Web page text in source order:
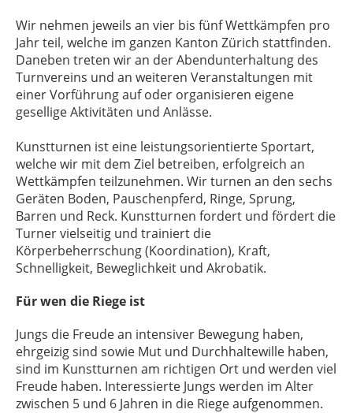
Wir nehmen jeweils an vier bis fünf Wettkämpfen pro
Jahr teil, welche im ganzen Kanton Zürich stattfinden.
Daneben treten wir an der Abendunterhaltung des
Turnvereins und an weiteren Veranstaltungen mit
einer Vorführung auf oder organisieren eigene
gesellige Aktivitäten und Anlässe.
Kunstturnen ist eine leistungsorientierte Sportart,
welche wir mit dem Ziel betreiben, erfolgreich an
Wettkämpfen teilzunehmen. Wir turnen an den sechs
Geräten Boden, Pauschenpferd, Ringe, Sprung,
Barren und Reck. Kunstturnen fordert und fördert die
Turner vielseitig und trainiert die
Körperbeherrschung (Koordination), Kraft,
Schnelligkeit, Beweglichkeit und Akrobatik.
Für wen die Riege ist
Jungs die Freude an intensiver Bewegung haben,
ehrgeizig sind sowie Mut und Durchhaltewille haben,
sind im Kunstturnen am richtigen Ort und werden viel
Freude haben. Interessierte Jungs werden im Alter
zwischen 5 und 6 Jahren in die Riege aufgenommen.